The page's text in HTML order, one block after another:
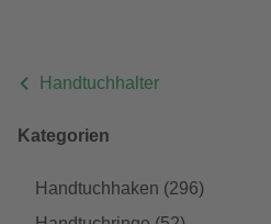
Handtuchhalter
Kategorien
Handtuchhaken (296)